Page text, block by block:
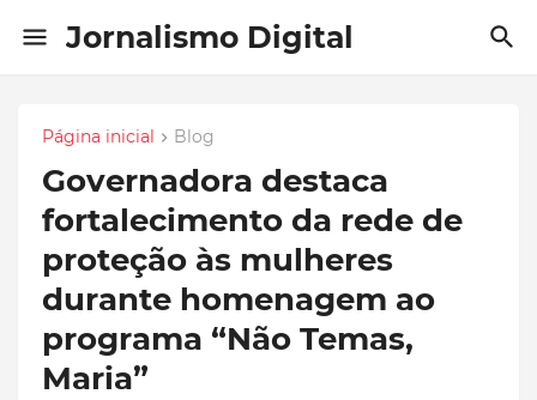
Jornalismo Digital
Página inicial Blog
Governadora destaca
fortalecimento da rede de
proteção às mulheres
durante homenagem ao
programa “Não Temas,
Maria”